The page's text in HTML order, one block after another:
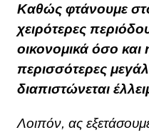
Καθώς φτάνουμε
χειρότερες
οικονομικά όσο και
περισσότερες
διαπιστώνεται
Λοιπόν, ας